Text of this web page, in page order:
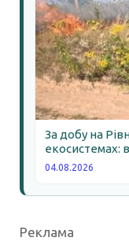
За добу на
екосистемах:
04.08.2026
Реклама